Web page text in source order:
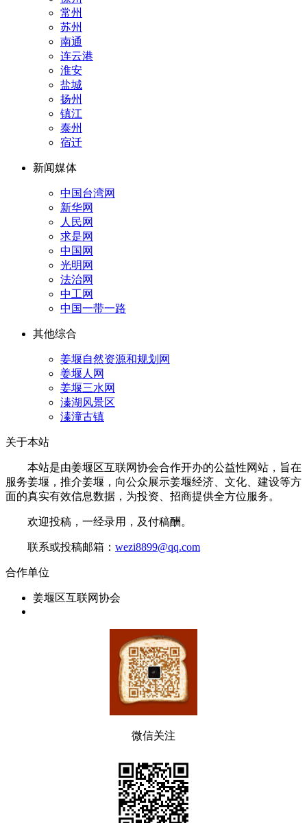
常州
苏州
南通
连云港
淮安
盐城
扬州
镇江
泰州
宿迁
新闻媒体
中国台湾网
新华网
人民网
求是网
中国网
光明网
法治网
中工网
中国一带一路
其他综合
姜堰自然资源和规划网
姜堰人网
姜堰三水网
溱湖风景区
溱潼古镇
关于本站
本站是由姜堰区互联网协会合作开办的公益性网站，旨在
服务姜堰，推介姜堰，向公众展示姜堰经济、文化、建设等方
面的真实有效信息数据，为投资、招商提供全方位服务。
欢迎投稿，一经录用，及付稿酬。
联系或投稿邮箱： wezi8899@qq.com
合作单位
姜堰区互联网协会
微信关注